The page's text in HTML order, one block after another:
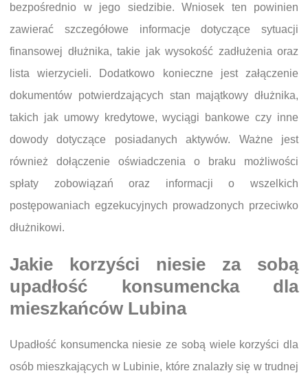
bezpośrednio w jego siedzibie. Wniosek ten powinien
zawierać szczegółowe informacje dotyczące sytuacji
finansowej dłużnika, takie jak wysokość zadłużenia oraz
lista wierzycieli. Dodatkowo konieczne jest załączenie
dokumentów potwierdzających stan majątkowy dłużnika,
takich jak umowy kredytowe, wyciągi bankowe czy inne
dowody dotyczące posiadanych aktywów. Ważne jest
również dołączenie oświadczenia o braku możliwości
spłaty zobowiązań oraz informacji o wszelkich
postępowaniach egzekucyjnych prowadzonych przeciwko
dłużnikowi.
Jakie korzyści niesie za sobą
upadłość konsumencka dla
mieszkańców Lubina
Upadłość konsumencka niesie ze sobą wiele korzyści dla
osób mieszkających w Lubinie, które znalazły się w trudnej